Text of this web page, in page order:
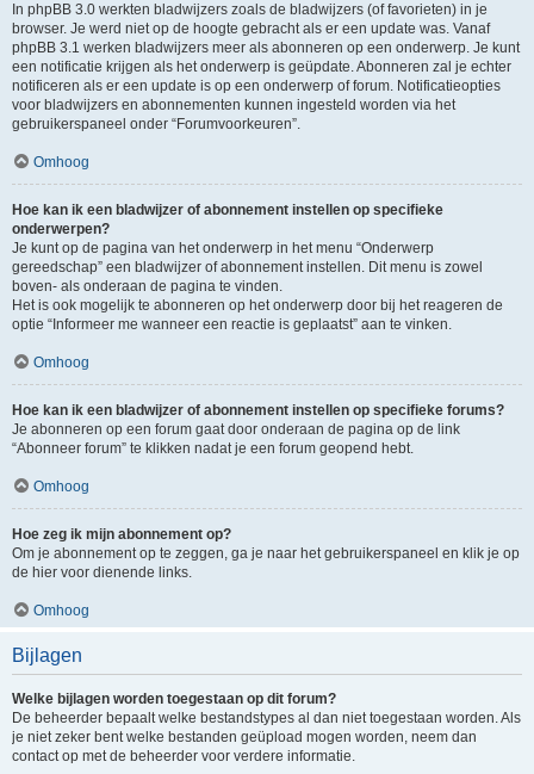
In phpBB 3.0 werkten bladwijzers zoals de bladwijzers (of favorieten) in je
browser. Je werd niet op de hoogte gebracht als er een update was. Vanaf
phpBB 3.1 werken bladwijzers meer als abonneren op een onderwerp. Je kunt
een notificatie krijgen als het onderwerp is geüpdate. Abonneren zal je echter
notificeren als er een update is op een onderwerp of forum. Notificatieopties
voor bladwijzers en abonnementen kunnen ingesteld worden via het
gebruikerspaneel onder “Forumvoorkeuren”.
Omhoog
Hoe kan ik een bladwijzer of abonnement instellen op specifieke
onderwerpen?
Je kunt op de pagina van het onderwerp in het menu “Onderwerp
gereedschap” een bladwijzer of abonnement instellen. Dit menu is zowel
boven- als onderaan de pagina te vinden.
Het is ook mogelijk te abonneren op het onderwerp door bij het reageren de
optie “Informeer me wanneer een reactie is geplaatst” aan te vinken.
Omhoog
Hoe kan ik een bladwijzer of abonnement instellen op specifieke forums?
Je abonneren op een forum gaat door onderaan de pagina op de link
“Abonneer forum” te klikken nadat je een forum geopend hebt.
Omhoog
Hoe zeg ik mijn abonnement op?
Om je abonnement op te zeggen, ga je naar het gebruikerspaneel en klik je op
de hier voor dienende links.
Omhoog
Bijlagen
Welke bijlagen worden toegestaan op dit forum?
De beheerder bepaalt welke bestandstypes al dan niet toegestaan worden. Als
je niet zeker bent welke bestanden geüpload mogen worden, neem dan
contact op met de beheerder voor verdere informatie.